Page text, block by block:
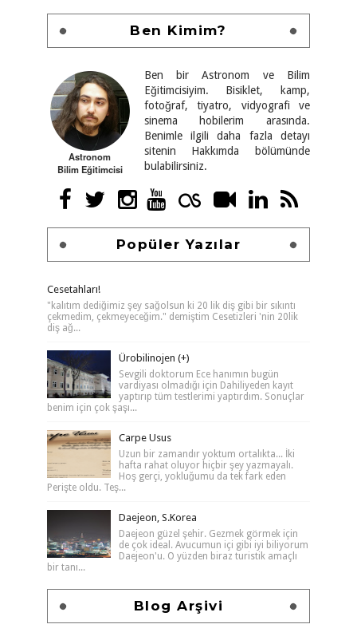
Ben Kimim?
Astronom
Bilim Eğitimcisi
Ben bir Astronom ve Bilim
Eğitimcisiyim. Bisiklet, kamp,
fotoğraf, tiyatro, vidyografi ve
sinema hobilerim arasında.
Benimle ilgili daha fazla detayı
sitenin Hakkımda bölümünde
bulabilirsiniz.
Popüler Yazılar
Cesetahları!
"kalıtım dediğimiz şey sağolsun ki 20 lik diş gibi bir sıkıntı
çekmedim, çekmeyeceğim." demiştim Cesetizleri 'nin 20lik
diş ağ...
Ürobilinojen (+)
Sevgili doktorum Ece hanımın bugün
vardiyası olmadığı için Dahiliyeden kayıt
yaptırıp tüm testlerimi yaptırdım. Sonuçlar
benim için çok şaşı...
Carpe Usus
Uzun bir zamandır yoktum ortalıkta... İki
hafta rahat oluyor hiçbir şey yazmayalı.
Hoş gerçi, yokluğumu da tek fark eden
Perişte oldu. Teş...
Daejeon, S.Korea
Daejeon güzel şehir. Gezmek görmek için
de çok ideal. Avucumun içi gibi iyi biliyorum
Daejeon'u. O yüzden biraz turistik amaçlı
bir tanı...
Blog Arşivi